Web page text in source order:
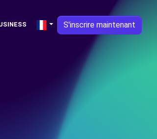
S'inscrire maintenant